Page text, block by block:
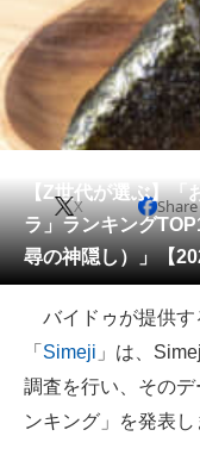
グルメ
住まい
動物
会員記事
メディア
注目記事を集めた総
ITの今と未来を見通す
スマホと通信の最新
【Z世代が選ぶ】「
ラ」ランキング
尋の神隠し）」【
X Share
バイドゥが提供す
「 Simeji 」は、
調査を行い、その
ンキング」を発表し